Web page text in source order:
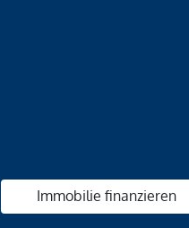
Immobilie finanzieren